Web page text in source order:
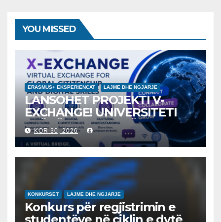
YOU MISSED
ERASMUS+ EKSPERIENCAT LAJME DHE NGJARJE
LANSOHET PROJEKTI V-
EXCHANGE! UNIVERSITETI
“NËNË TEREZA” NË SHKUP
UDHËHEQ NISMËN
NDËRKOMBËTARE PËR
EDUKIMIN DIGJITAL DHE
QYTETARINË GLOBALE
KOR 30, 2026
KONKURSET LAJME DHE NGJARJE
Konkurs për regjistrimin e